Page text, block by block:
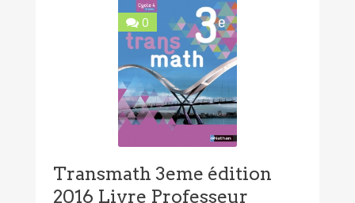
0
Transmath 3eme édition
2016 Livre Professeur